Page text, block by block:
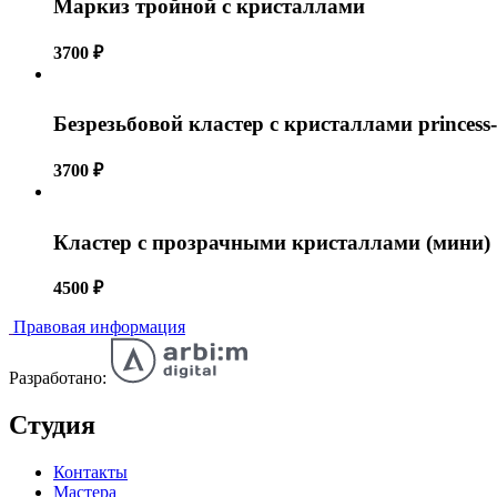
Маркиз тройной с кристаллами
3700 ₽
Безрезьбовой кластер с кристаллами
3700 ₽
Кластер с прозрачными кристаллами (мини)
4500 ₽
Правовая информация
Разработано:
Студия
Контакты
Мастера